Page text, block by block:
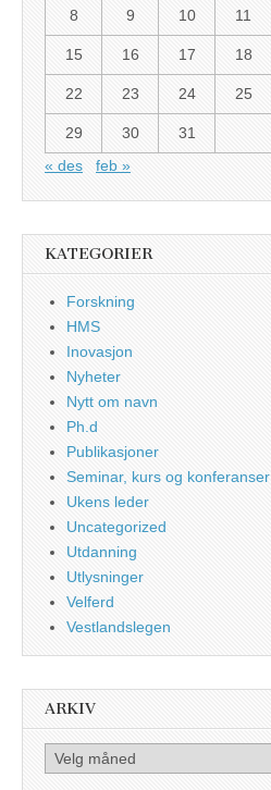
8 9 10 11
15 16 17 18
22 23 24 25
29 30
31
« des
feb »
KATEGORIER
Forskning
HMS
Inovasjon
Nyheter
Nytt om navn
Ph.d
Publikasjoner
Seminar, kurs og konferanser
Ukens leder
Uncategorized
Utdanning
Utlysninger
Velferd
Vestlandslegen
ARKIV
Arkiv